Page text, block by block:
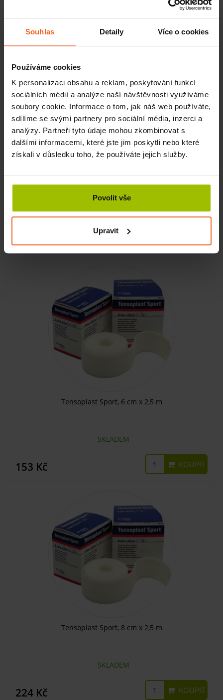
Souhlas Detaily Více o cookies
Používáme cookies
K personalizaci obsahu a reklam, poskytování funkcí
sociálních médií a analýze naší návštěvnosti využíváme
soubory cookie. Informace o tom, jak náš web používáte,
sdílíme se svými partnery pro sociální média, inzerci a
analýzy. Partneři tyto údaje mohou zkombinovat s
dalšími informacemi, které jste jim poskytli nebo které
získali v důsledku toho, že používáte jejich služby.
Povolit vše
Upravit
286 Kč KOUPIT
Tensoplast Sport, 3 cm x 2,5 m
SKLADEM
142 Kč
Tensoplast Sport, 6 cm x 2,5 m
SKLADEM
153 Kč KOUPIT
Tensoplast Sport, 8 cm x 2,5 m
SKLADEM
224 Kč KOUPIT